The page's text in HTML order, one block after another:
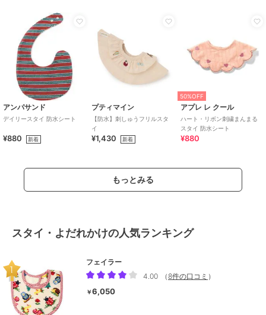
アンパサンド
デイリースタイ 防水シート
¥880 新着
プティマイン
【防水】刺しゅうフリルスタ
イ
¥1,430 新着
50%OFF
アプレ レ クール
ハート・リボン刺繍まんまる
スタイ 防水シート
¥880
もっとみる
スタイ・よだれかけの人気ランキング
フェイラー
4.00
（8件の口コミ ）
￥6,050